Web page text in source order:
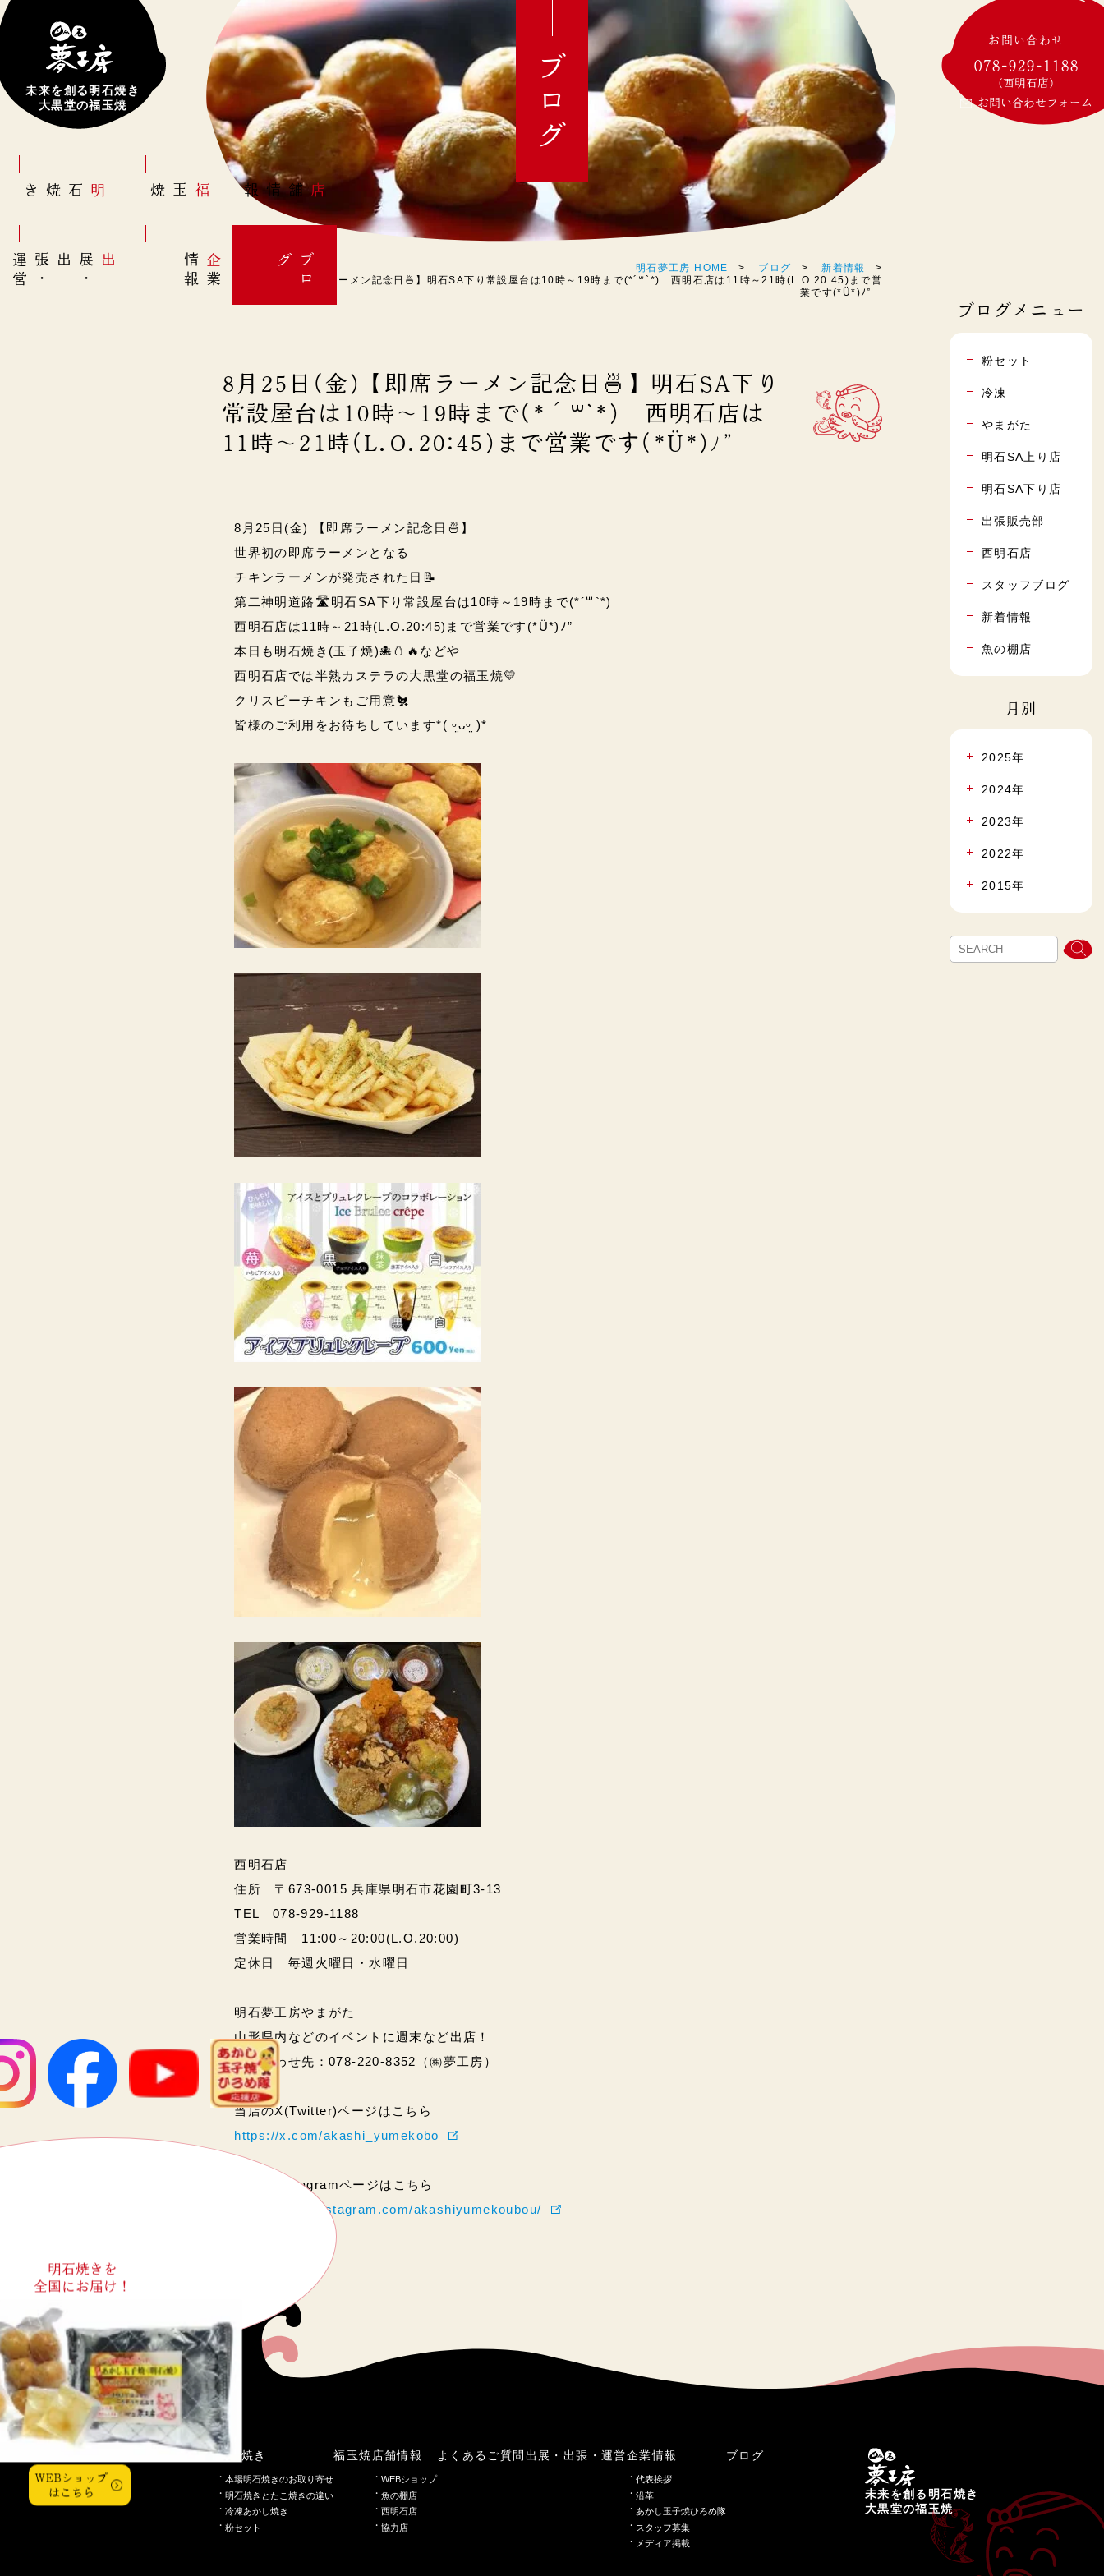
未来を創る明石焼き
大黒堂の福玉焼
明石焼き 福玉焼 店舗情報
出展
・
出張
・
運
営
企
業
情
報
ブ
ロ
グ
明石焼きを
全国にお届け！
WEBショップ
はこちら
ブログ
明石夢工房 HOME ブログ
新着情報
8月25日(金)【即席ラーメン記念日🍜】明石SA下り常設屋台は10時～19時まで(*´꒳`*) 西明石店は11時～21時(L.O.20:45)まで営
業です(*Ü*)ﾉ”
8月25日(金)【即席ラーメン記念日🍜】明石SA下り
常設屋台は10時～19時まで(*´꒳`*) 西明石店は
11時～21時(L.O.20:45)まで営業です(*Ü*)ﾉ”
8月25日(金) 【即席ラーメン記念日🍜】
世界初の即席ラーメンとなる
チキンラーメンが発売された日📝
第二神明道路🛣️明石SA下り常設屋台は10時～19時まで(*´꒳`*)
西明石店は11時～21時(L.O.20:45)まで営業です(*Ü*)ﾉ”
本日も明石焼き(玉子焼)🐙🥚🔥などや
西明石店では半熟カステラの大黒堂の福玉焼💛
クリスピーチキンもご用意🐔
皆様のご利用をお待ちしています*( ᵕ̤ᴗᵕ̤ )*
西明石店
住所 〒673-0015 兵庫県明石市花園町3-13
TEL 078-929-1188
営業時間 11:00～20:00(L.O.20:00)
定休日 毎週火曜日・水曜日
明石夢工房やまがた
山形県内などのイベントに週末など出店！
問い合わせ先：078-220-8352（㈱夢工房）
当店のX(Twitter)ページはこちら
https://x.com/akashi_yumekobo
当店のInstagramページはこちら
https://www.instagram.com/akashiyumekoubou/
お問い合わせ
078-929-1188
(西明石店)
お問い合わせフォーム
ブログメニュー
粉セット
冷凍
やまがた
明石SA上り店
明石SA下り店
出張販売部
西明石店
スタッフブログ
新着情報
魚の棚店
月別
2025年
2024年
2023年
2022年
2015年
未来を創る明石焼き
大黒堂の福玉焼
こだわり明石焼き
本場明石焼きのお取り寄せ
明石焼きとたこ焼きの違い
冷凍あかし焼き
粉セット
福玉焼 店舗情報
WEBショップ
魚の棚店
西明石店
協力店
よくあるご質問 出展・出張・運営企業情報
代表挨拶
沿革
あかし玉子焼ひろめ隊
スタッフ募集
メディア掲載
ブログ